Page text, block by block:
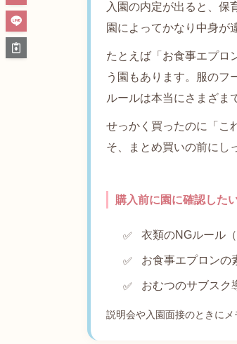
入園の内定が出ると、保
園によってかなり中身が
たとえば「お食事エプロ
う園もあります。服のフ
ルールは本当にさまざま
せっかく買ったのに「こ
そ、まとめ買いの前にし
購入前に園に確認した
衣類のNGルール
お食事エプロンの
おむつのサブスク
説明会や入園面接のときに